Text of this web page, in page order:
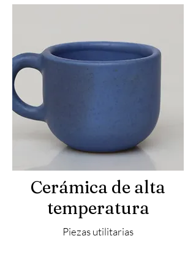
Cerámica de alta
temperatura
Piezas utilitarias